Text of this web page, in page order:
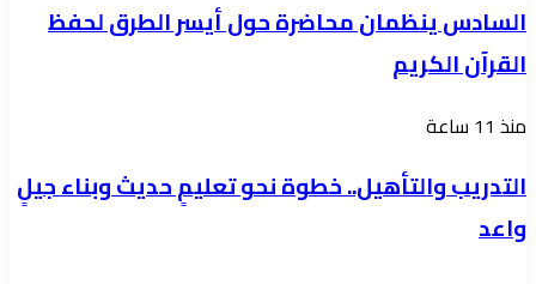
تعكس
احترامها
العميق
الشعب
السوداني
بامبدة
ومؤسسة
السادس
ينظمان
محاضرة
حول
السادس ينظمان محاضرة حول أيسر الطرق لحفظ
القرآن الكريم
التدريب
خطوة
نحو
منذ 11 ساعة
التدريب والتأهيل.. خطوة نحو تعليمٍ حديث وبناء جيلٍ
واعد